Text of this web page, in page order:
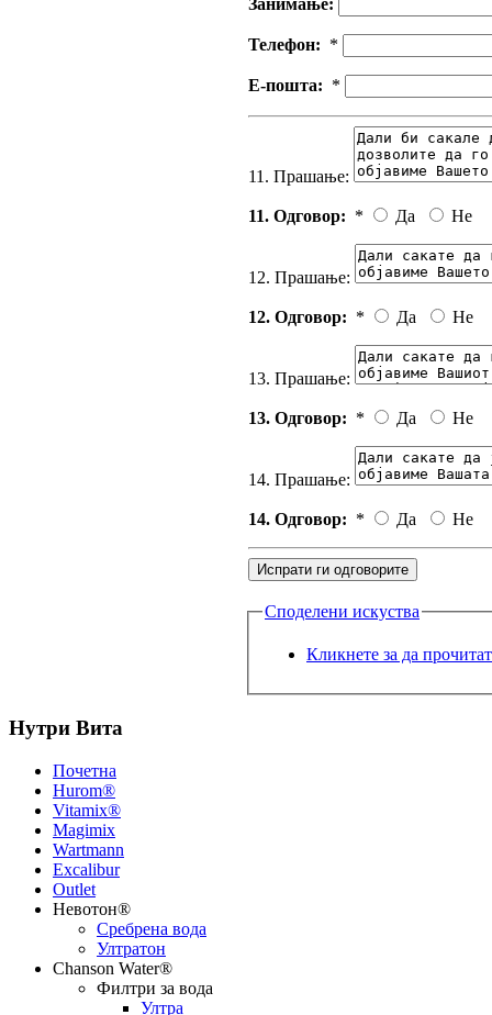
Телефон: *
Е-пошта: *
11. Прашање:
11. Одговор: * Да Не
12. Прашање:
12. Одговор: * Да Не
13. Прашање:
13. Одговор: * Да Не
14. Прашање:
14. Одговор: * Да Не
Споделени искуства
Кликнете за да
Нутри Вита
Почетна
Hurom®
Vitamix®
Magimix
Wartmann
Excalibur
Outlet
Невотон®
Сребрена вода
Ултратон
Chanson Water®
Филтри за вода
Ултра